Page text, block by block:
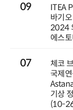
09
ITEA
바기
2024
에스
07
체코
국제
기상
(10-